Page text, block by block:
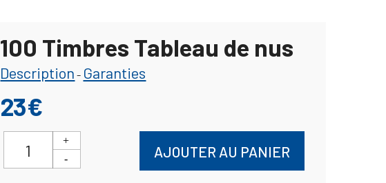
100 Timbres Tableau de nus
Description - Garanties
23€
AJOUTER AU PANIER